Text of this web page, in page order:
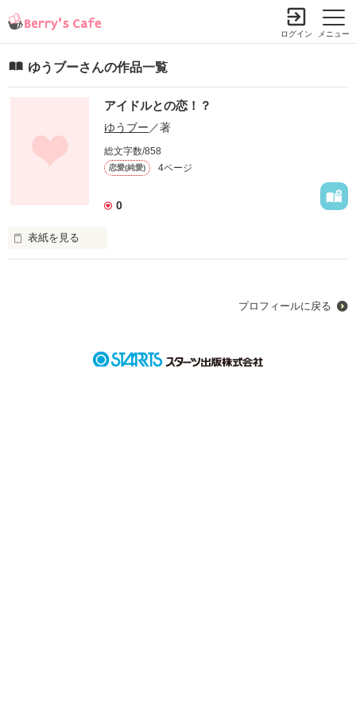
メニュー
ログイン
ゆうブーさんの作品一覧
アイドルとの恋！？
ゆうブー ／著
総文字数/858
恋愛(純愛) 4ページ
0
表紙を見る
プロフィールに戻る